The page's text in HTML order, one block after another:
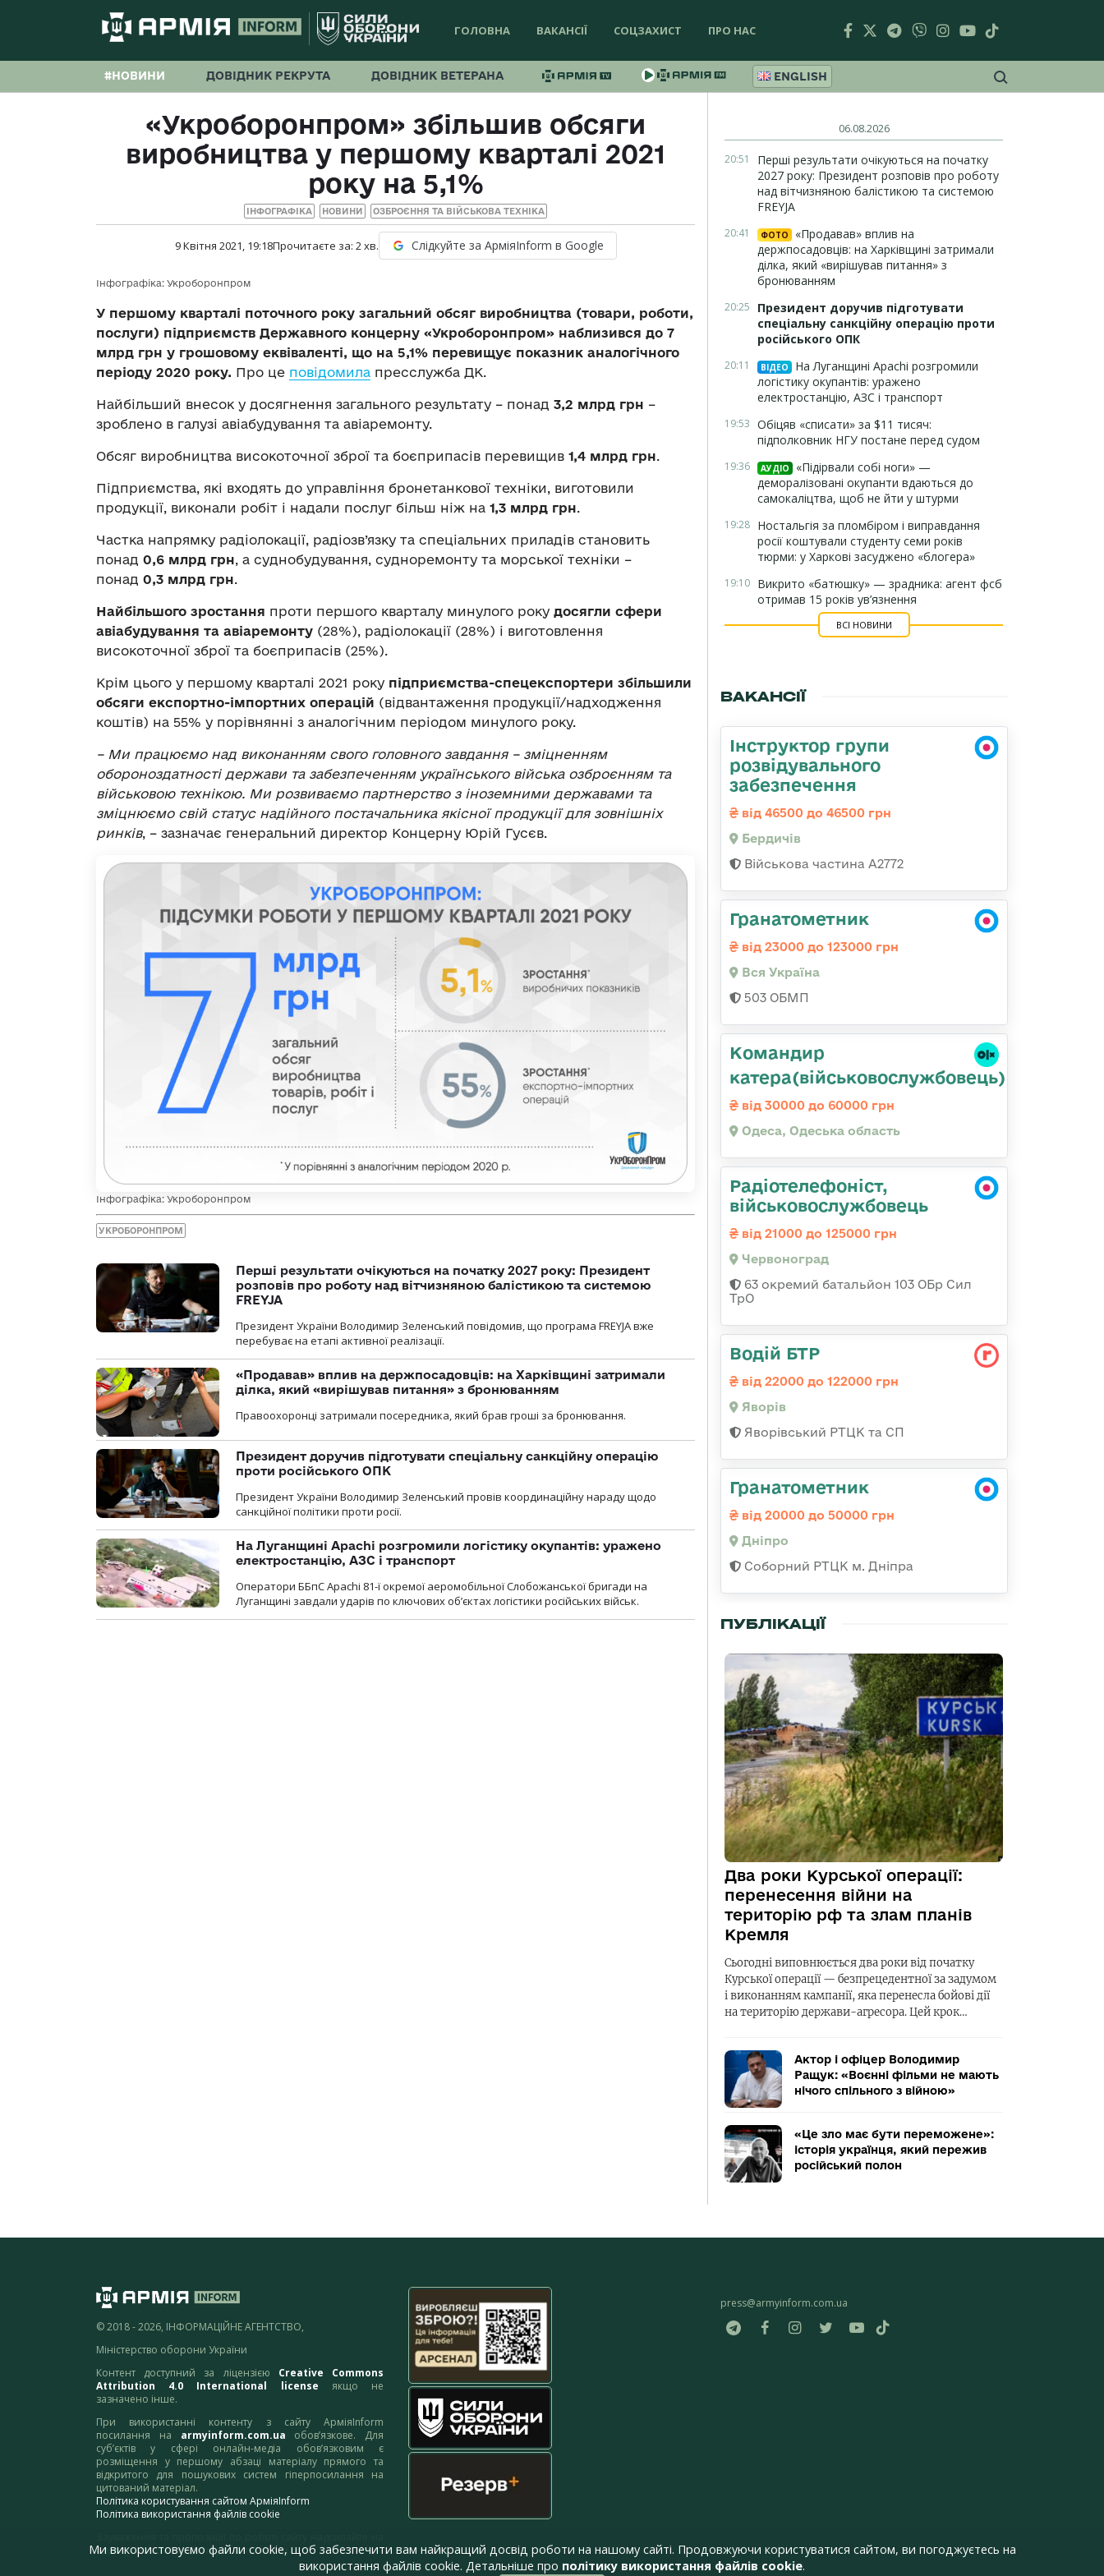
ГОЛОВНА ВАКАНСІЇ СОЦЗАХИСТ ПРО НАС
#НОВИНИ ДОВІДНИК РЕКРУТА ДОВІДНИК ВЕТЕРАНА ENGLISH
«Укроборонпром» збільшив обсяги
виробництва у першому кварталі 2021
року на 5,1%
ІНФОГРАФІКА НОВИНИ ОЗБРОЄННЯ ТА ВІЙСЬКОВА ТЕХНІКА
9 Квітня 2021, 19:18Прочитаєте за: 2хв. Слідкуйте за АрміяInform в Google
Інфографіка: Укроборонпром
У першому кварталі поточного року загальний обсяг виробництва (товари, роботи,
послуги) підприємств Державного концерну «Укроборонпром» наблизився до 7
млрд грн у грошовому еквіваленті, що на 5,1% перевищує показник аналогічного
періоду 2020 року. Про це повідомила пресслужба ДК.
Найбільший внесок у досягнення загального результату – понад 3,2 млрд грн –
зроблено в галузі авіабудування та авіаремонту.
Обсяг виробництва високоточної зброї та боєприпасів перевищив 1,4 млрд грн.
Підприємства, які входять до управління бронетанкової техніки, виготовили
продукції, виконали робіт і надали послуг більш ніж на 1,3 млрд грн.
Частка напрямку радіолокації, радіозв’язку та спеціальних приладів становить
понад 0,6 млрд грн, а суднобудування, судноремонту та морської техніки –
понад 0,3 млрд грн.
Найбільшого зростання проти першого кварталу минулого року досягли сфери
авіабудування та авіаремонту (28%), радіолокації (28%) і виготовлення
високоточної зброї та боєприпасів (25%).
Крім цього у першому кварталі 2021 року підприємства-спецекспортери збільшили
обсяги експортно-імпортних операцій (відвантаження продукції/надходження
коштів) на 55% у порівнянні з аналогічним періодом минулого року.
– Ми працюємо над виконанням свого головного завдання – зміцненням
обороноздатності держави та забезпеченням українського війська озброєнням та
військовою технікою. Ми розвиваємо партнерство з іноземними державами та
зміцнюємо свій статус надійного постачальника якісної продукції для зовнішніх
ринків, – зазначає генеральний директор Концерну Юрій Гусєв.
Інфографіка: Укроборонпром
УКРОБОРОНПРОМ
Перші результати очікуються на початку 2027 року: Президент
розповів про роботу над вітчизняною балістикою та системою
FREYJA
Президент України Володимир Зеленський повідомив, що програма FREYJA вже
перебуває на етапі активної реалізації.
«Продавав» вплив на держпосадовців: на Харківщині затримали
ділка, який «вирішував питання» з бронюванням
Правоохоронці затримали посередника, який брав гроші за бронювання.
Президент доручив підготувати спеціальну санкційну операцію
проти російського ОПК
Президент України Володимир Зеленський провів координаційну нараду щодо
санкційної політики проти росії.
На Луганщині Apachi розгромили логістику окупантів: уражено
електростанцію, АЗС і транспорт
Оператори ББпС Apachi 81-ї окремої аеромобільної Слобожанської бригади на
Луганщині завдали ударів по ключових об’єктах логістики російських військ.
06.08.2026
20:51
Перші результати очікуються на початку
2027 року: Президент розповів про роботу
над вітчизняною балістикою та системою
FREYJA
20:41 ФОТО
«Продавав» вплив на
держпосадовців: на Харківщині затримали
ділка, який «вирішував питання» з
бронюванням
20:25
Президент доручив підготувати
спеціальну санкційну операцію проти
російського ОПК
20:11 ВІДЕО
На Луганщині Apachi розгромили
логістику окупантів: уражено
електростанцію, АЗС і транспорт
19:53 Обіцяв «списати» за $11 тисяч:
підполковник НГУ постане перед судом
19:36 АУДІО
«Підірвали собі ноги» —
деморалізовані окупанти вдаються до
самокаліцтва, щоб не йти у штурми
19:28 Ностальгія за пломбіром і виправдання
росії коштували студенту семи років
тюрми: у Харкові засуджено «блогера»
19:10 Викрито «батюшку» — зрадника: агент фсб
отримав 15 років ув’язнення
ВСІ НОВИНИ
ВАКАНСІЇ
Інструктор групи
розвідувального
забезпечення
від 46500 до 46500 грн
Бердичів
Військова частина А2772
Гранатометник
від 23000 до 123000 грн
Вся Україна
503 ОБМП
Командир
катера(військовослужбовець)
від 30000 до 60000 грн
Одеса, Одеська область
Радіотелефоніст,
військовослужбовець
від 21000 до 125000 грн
Червоноград
63 окремий батальйон 103 ОБр Сил
ТрО
Водій БТР
від 22000 до 122000 грн
Яворів
Яворівський РТЦК та СП
Гранатометник
від 20000 до 50000 грн
Дніпро
Соборний РТЦК м. Дніпра
ПУБЛІКАЦІЇ
Два роки Курської операції:
перенесення війни на
територію рф та злам планів
Кремля
Сьогодні виповнюється два роки від початку
Курської операції — безпрецедентної за задумом
і виконанням кампанії, яка перенесла бойові дії
на територію держави-агресора. Цей крок…
Актор і офіцер Володимир
Ращук: «Воєнні фільми не мають
нічого спільного з війною»
«Це зло має бути переможене»:
історія українця, який пережив
російський полон
© 2018 - 2026, ІНФОРМАЦІЙНЕ АГЕНТСТВО,
Міністерство оборони України
Контент доступний за ліцензією Creative Commons
Attribution 4.0 International license якщо не
зазначено інше.
При використанні контенту з сайту АрміяInform
посилання на armyinform.com.ua обов’язкове. Для
суб’єктів у сфері онлайн-медіа обов’язковим є
розміщення у першому абзаці матеріалу прямого та
відкритого для пошукових систем гіперпосилання на
цитований матеріал.
Політика користування сайтом АрміяInform
Політика використання файлів cookie
адресу:webmaster@armyinform.com.ua
press@armyinform.com.ua
Ми використовуємо файли cookie, щоб забезпечити вам найкращий досвід роботи на нашому сайті. Продовжуючи користуватися сайтом, ви погоджуєтесь на
використання файлів cookie. Детальніше про політику використання файлів cookie.